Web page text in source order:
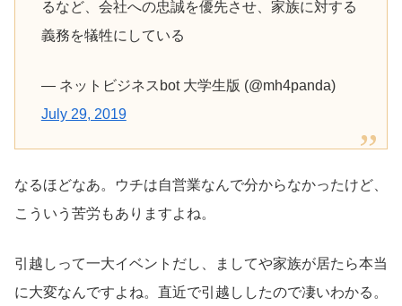
るなど、会社への忠誠を優先させ、家族に対する
義務を犠牲にしている
— ネットビジネスbot 大学生版 (@mh4panda)
July 29, 2019
なるほどなあ。ウチは自営業なんで分からなかったけど、
こういう苦労もありますよね。
引越しって一大イベントだし、ましてや家族が居たら本当
に大変なんですよね。直近で引越ししたので凄いわかる。